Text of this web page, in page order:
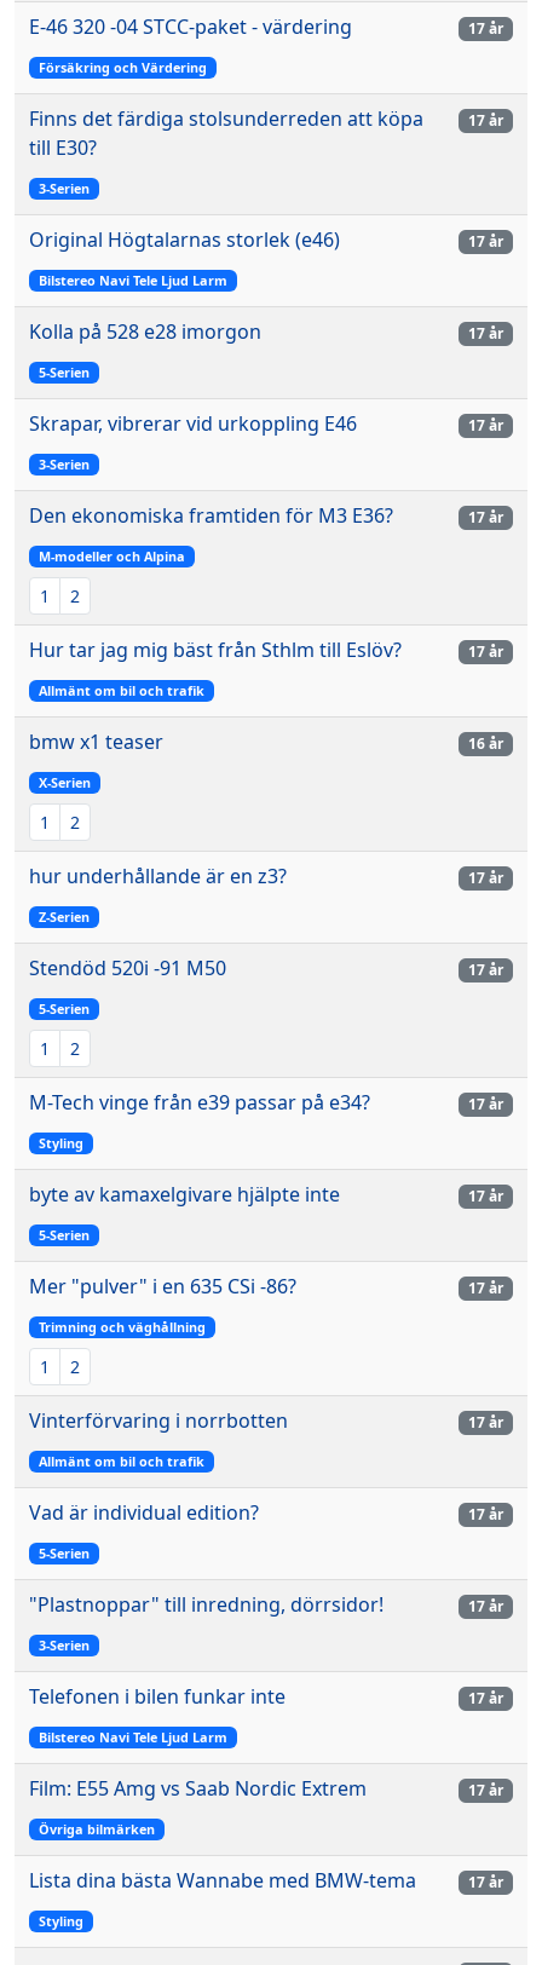
E-46 320 -04 STCC-paket - värdering
Försäkring och Värdering
17 år
Finns det färdiga stolsunderreden att köpa
till E30?
3-Serien
17 år
Original Högtalarnas storlek (e46)
Bilstereo Navi Tele Ljud Larm
17 år
Kolla på 528 e28 imorgon
5-Serien
17 år
Skrapar, vibrerar vid urkoppling E46
3-Serien
17 år
Den ekonomiska framtiden för M3 E36?
M-modeller och Alpina
1 2
17 år
Hur tar jag mig bäst från Sthlm till Eslöv?
Allmänt om bil och trafik
17 år
bmw x1 teaser
X-Serien
1 2
16 år
hur underhållande är en z3?
Z-Serien
17 år
Stendöd 520i -91 M50
5-Serien
1 2
17 år
M-Tech vinge från e39 passar på e34?
Styling
17 år
byte av kamaxelgivare hjälpte inte
5-Serien
17 år
Mer "pulver" i en 635 CSi -86?
Trimning och väghållning
1 2
17 år
Vinterförvaring i norrbotten
Allmänt om bil och trafik
17 år
Vad är individual edition?
5-Serien
17 år
"Plastnoppar" till inredning, dörrsidor!
3-Serien
17 år
Telefonen i bilen funkar inte
Bilstereo Navi Tele Ljud Larm
17 år
Film: E55 Amg vs Saab Nordic Extrem
Övriga bilmärken
17 år
Lista dina bästa Wannabe med BMW-tema
Styling
17 år